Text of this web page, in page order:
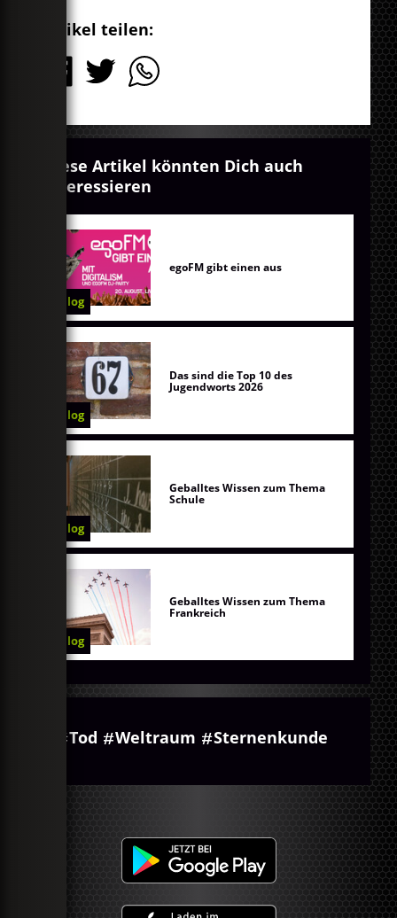
Artikel teilen:
Diese Artikel könnten Dich auch
interessieren
Blog
egoFM gibt einen aus
Blog
Das sind die Top 10 des
Jugendworts 2026
Blog
Geballtes Wissen zum Thema
Schule
Blog
Geballtes Wissen zum Thema
Frankreich
Tod Weltraum Sternenkunde